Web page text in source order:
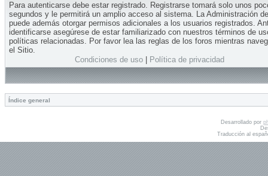
Para autenticarse debe estar registrado. Registrarse tomará solo unos
segundos y le permitirá un amplio acceso al sistema. La Administración
puede además otorgar permisos adicionales a los usuarios registrados.
identificarse asegúrese de estar familiarizado con nuestros términos de
políticas relacionadas. Por favor lea las reglas de los foros mientras
el Sitio.
Condiciones de uso| Política de privacidad
Índice general
Desarrollado por
Traducción al